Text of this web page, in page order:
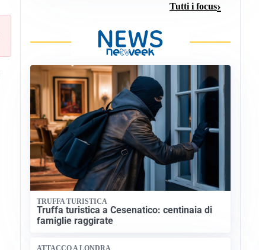
Tutti i focus
TRUFFA TURISTICA
Truffa turistica a Cesenatico: centinaia di
famiglie raggirate